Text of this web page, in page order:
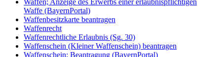
Waffen; Anzeige des Erwerbs einer erlaubnispflichtigen
Waffe (BayernPortal)
Waffenbesitzkarte beantragen
Waffenrecht
Waffenrechtliche Erlaubnis (Sg. 30)
Waffenschein (Kleiner Waffenschein) beantragen
Waffenschein; Beantragung (BayernPortal)